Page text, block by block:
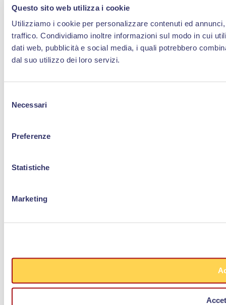
Questo sito web utilizza i cookie
Utilizziamo i cookie per personalizzare contenuti ed
traffico. Condividiamo inoltre informazioni sul modo in cui
dati web, pubblicità e social media, i quali potrebbero
dal suo utilizzo dei loro servizi.
delNecessari
Preferenze
Statistiche
Marketing